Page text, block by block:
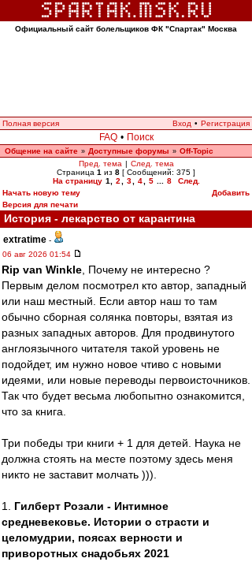
Официальный сайт болельщиков ФК "Спартак" Москва
Полная версия Вход • Регистрация
FAQ • Поиск
Общение на сайте » Доступные форумы » Off-Topic
Пред. тема | След. тема
Страница 1 из 8 [ Сообщений: 375 ]
На страницу 1 2 3 4 5 8
След.
Начать новую тему
Добавить
Версия для печати
История - лекарство от карантина
extratime -
06 авг 2026 01:54
Rip van Winkle , Почему не интересно ?
Первым делом посмотрел кто автор, западный
или наш местный. Если автор наш то там
обычно сборная солянка повторы, взятая из
разных западных авторов. Для продвинутого
англоязычного читателя такой уровень не
подойдет, им нужно новое чтиво с новыми
идеями, или новые переводы первоисточников.
Так что будет весьма любопытно ознакомится,
что за книга.
Три победы три книги + 1 для детей. Наука не
должна стоять на месте поэтому здесь меня
никто не заставит молчать ))).
1. Гилберт Розали - Интимное
средневековье. Истории о страсти и
целомудрии, поясах верности и
приворотных снадобьях 2021